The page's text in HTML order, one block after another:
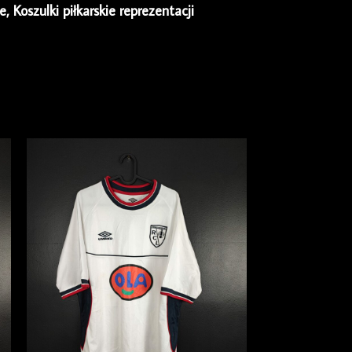
, Koszulki piłkarskie reprezentacji